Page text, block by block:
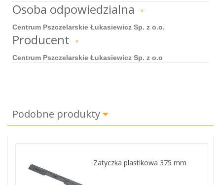
Osoba odpowiedzialna »
Centrum Pszczelarskie Łukasiewicz Sp. z o.o.
Producent »
Centrum Pszczelarskie Łukasiewicz Sp. z o.o
Podobne produkty
Zatyczka plastikowa 375 mm